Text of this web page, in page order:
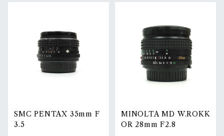
SMC PENTAX 35mm F
3.5
MINOLTA MD W.ROKK
OR 28mm F2.8